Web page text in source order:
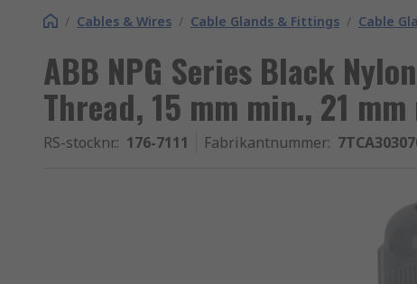
/ Cables & Wires / Cable Glands & Fittings / Cable
ABB NPG Series Black
Thread, 15 mm min., 21
RS-stocknr.: 176-7111 Fabrikantnummer: